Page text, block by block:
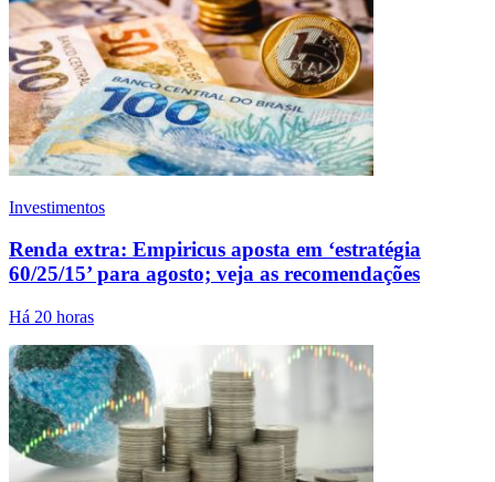
Investimentos
Renda extra: Empiricus aposta em ‘estratégia
60/25/15’ para agosto; veja as recomendações
Há 20 horas